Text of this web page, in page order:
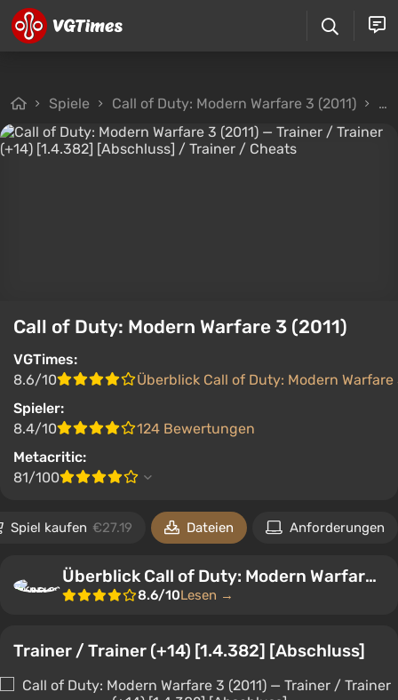
Spiele Call of Duty: Modern Warfare 3 (2011)
Call of Duty: Modern Warfare 3 (2011)
VGTimes:
8.6/10
Überblick Call of Duty: Modern Warfare
Spieler:
8.4/10
124 Bewertungen
Metacritic:
81/100
Spiel kaufen €27.19 Dateien Anforderungen
Überblick Call of Duty: Modern Warfare 3 (2011)
8.6/10Lesen →
Trainer / Trainer (+14) [1.4.382] [Abschluss]